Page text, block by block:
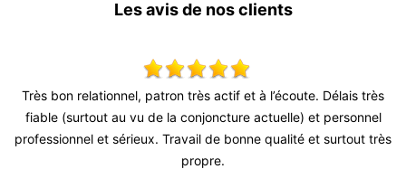
Les avis de nos clients
patron très actif et à l’écoute. Délais très
au vu de la conjoncture actuelle) et personnel
et sérieux. Travail de bonne qualité et surtout très
Tres bon
délais courts,